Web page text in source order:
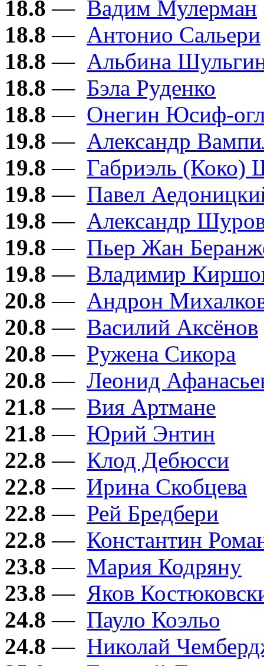
18.8 — Вадим Мулерман
18.8 — Антонио Сальери
18.8 — Альбина
18.8 — Бэла Руденко
18.8 — Онегин Юсиф-
19.8 — Александр
19.8 — Габриэль (Коко)
19.8 — Павел
19.8 — Александр
19.8 — Пьер Жан
19.8 — Владимир
20.8 — Андрон
20.8 — Василий Аксёнов
20.8 — Ружена Сикора
20.8 — Леонид
21.8 — Вия Артмане
21.8 — Юрий Энтин
22.8 — Клод Дебюсси
22.8 — Ирина Скобцева
22.8 — Рей Бредбери
22.8 — Константин
23.8 — Мария Кодряну
23.8 — Яков
24.8 — Пауло Коэльо
24.8 — Николай